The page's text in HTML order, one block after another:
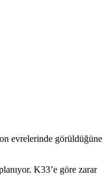
evrelerinde görüldüğüne
K33’e göre zarar